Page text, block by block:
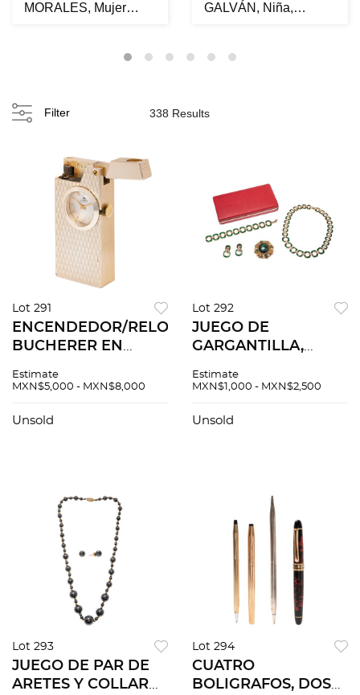
MORALES, Mujer
GALVÁN, Niña,
Filter 338 Results
Lot 291
ENCENDEDOR/RELOJ
BUCHERER EN
Encendedor
conservacion) de
Estimate
MXN$5,000 - MXN$8,000
Unsold
Lot 292
JUEGO DE
GARGANTILLA,
ARETES Y
ESMALTE Y
broche de c...
Estimate
MXN$1,000 - MXN$2,500
Unsold
Lot 293
JUEGO DE PAR DE
ARETES Y COLLAR
Lot 294
CUATRO
BOLIGRAFOS, DOS